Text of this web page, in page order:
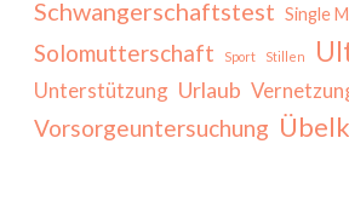
Schwangerschaftstest Single
Solomutterschaft Sport Stillen
Unterstützung Urlaub
Vorsorgeuntersuchung